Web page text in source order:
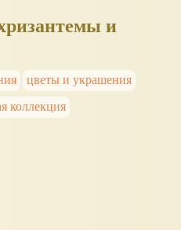
и
цветы и украшения
коллекция